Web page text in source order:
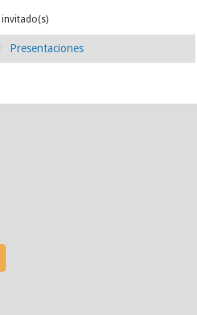
invitado(s)
Presentaciones